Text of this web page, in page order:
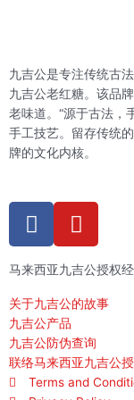
九吉公是专注传统古
九吉公老红糖。该品
老味道。“源于古法，
手工技艺。留存传统
牌的文化内核。
F
a
e
b
o
o
k
-
Y
o
u
t
u
e
马来西亚九吉公授权
关于九吉公的故事
九吉公产品
九吉公防伪查询
联络马来西亚九吉公
Terms and